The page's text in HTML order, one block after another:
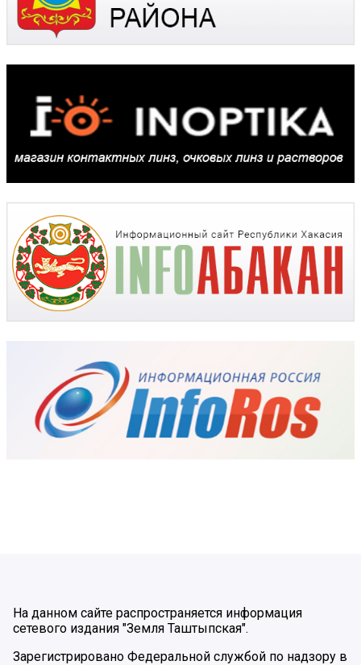
На данном сайте распространяется информация
сетевого издания "Земля Таштыпская".
Зарегистрировано Федеральной службой по надзору в